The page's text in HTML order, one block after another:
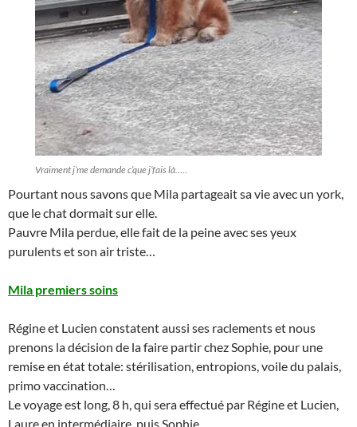
Vraiment j’me demande c’que j’fais là…..
Pourtant nous savons que Mila partageait sa vie avec un york,
que le chat dormait sur elle.
Pauvre Mila perdue, elle fait de la peine avec ses yeux
purulents et son air triste…
Mila premiers soins
Régine et Lucien constatent aussi ses raclements et nous
prenons la décision de la faire partir chez Sophie, pour une
remise en état totale: stérilisation, entropions, voile du palais,
primo vaccination…
Le voyage est long, 8 h, qui sera effectué par Régine et Lucien,
Laure en intermédiaire, puis Sophie.